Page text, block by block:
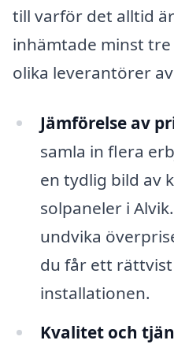
till varför det alltid
inhämtade minst
olika leverantörer
Jämförelse av
samla in flera
en tydlig bild av
solpaneler i
undvika
du får ett
installationen.
Kvalitet och